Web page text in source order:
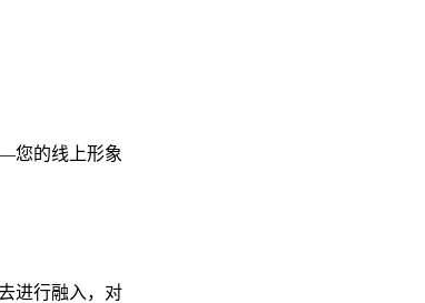
您的线上形象
进行融入，对